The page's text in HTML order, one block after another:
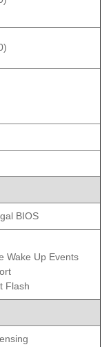
BIOS
Wake Up Events
Flash